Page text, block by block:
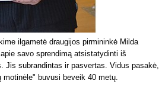
ilgametė draugijos pirmininkė Milda
savo sprendimą atsistatydinti iš
Jis subrandintas ir pasvertas. Vidus pasakė,
buvusi beveik 40 metų.